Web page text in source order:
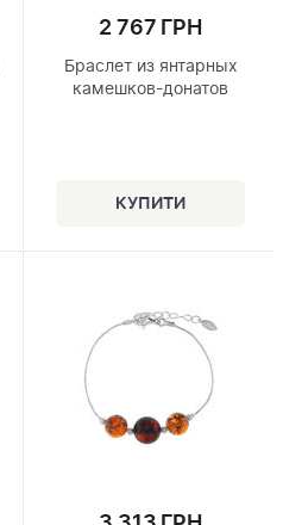
2 767 ГРН
Браслет из янтарных
камешков-донатов